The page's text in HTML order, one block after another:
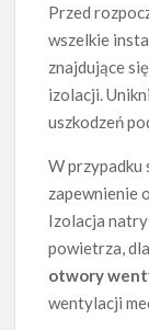
Przed
wszelkie
znajdujące
izolacji.
uszkodzeń
W przypadku
zapewnienie
Izolacja
powietrza,
otwory
wentylacji